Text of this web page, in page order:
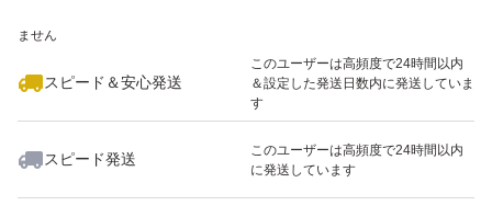
ません
スピード＆安心発送
このユーザーは高頻度で24時間以内
＆設定した発送日数内に発送していま
す
スピード発送
このユーザーは高頻度で24時間以内
に発送しています
いいね！
2,219